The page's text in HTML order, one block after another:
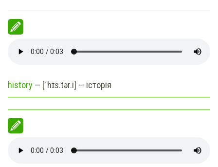
history — [ˈhɪs.tər.i] — історія